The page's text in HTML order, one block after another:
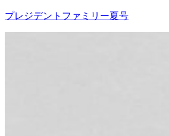
プレジデントファミリー夏号